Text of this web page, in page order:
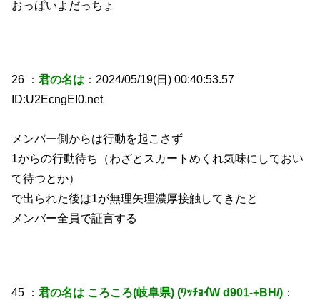
おっぱいよだっちょ
26 ：君の名は ：2024/05/19(日) 00:40:53.57
ID:U2EcngEI0.net
メンバー側からは行動を起こさず
1からの行動待ち（わざとスカートめくれ気味にしておい
て待つとか）
で出られた後は1が無理矢理濃厚接触してきたと
メンバー全員で証言する
45 ：君の名は ころころ(岐阜県) (ﾜｯﾁｮｲW d901-+BH/) ：